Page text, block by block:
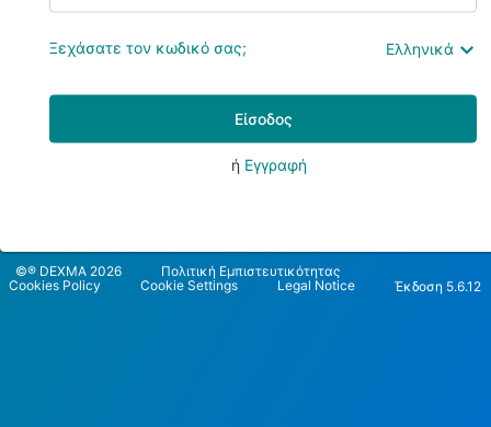
Ξεχάσατε τον κωδικό σας; Eλληνικά
Είσοδος
ή Εγγραφή
©® DEXMA 2026
Πολιτική Εμπιστευτικότητας
Cookies Policy
Cookie Settings Legal Notice Έκδοση 5.6.12